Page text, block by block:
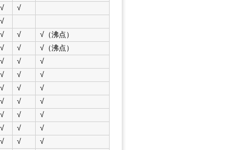
√
√
√
√ √
√（沸点）
√ √
√（沸点）
√ √
√
√ √
√
√ √
√
√ √
√
√ √
√
√ √
√
√ √
√